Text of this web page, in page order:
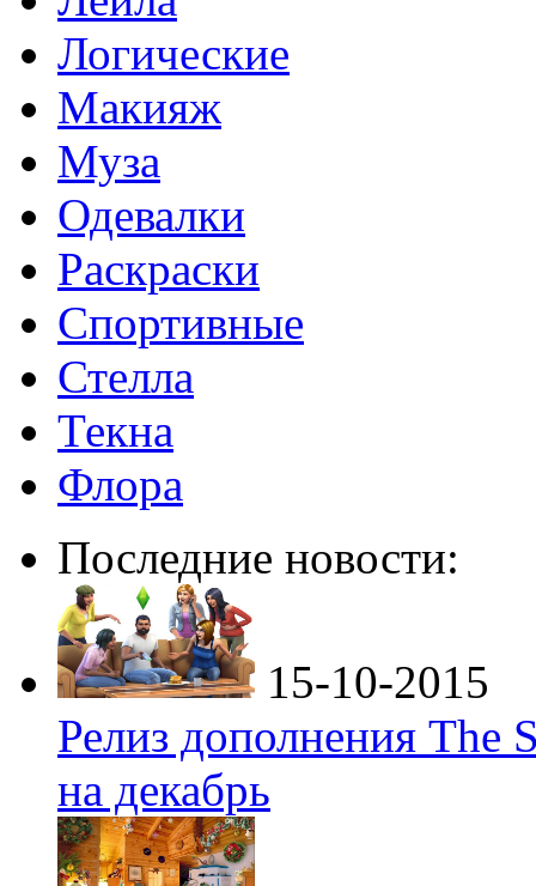
Логические
Макияж
Муза
Одевалки
Раскраски
Спортивные
Стелла
Текна
Флора
Последние новости:
15-10-2015
Релиз дополнения The
на декабрь